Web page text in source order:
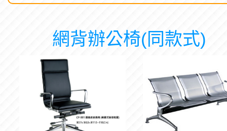
網背辦公椅(同款式)